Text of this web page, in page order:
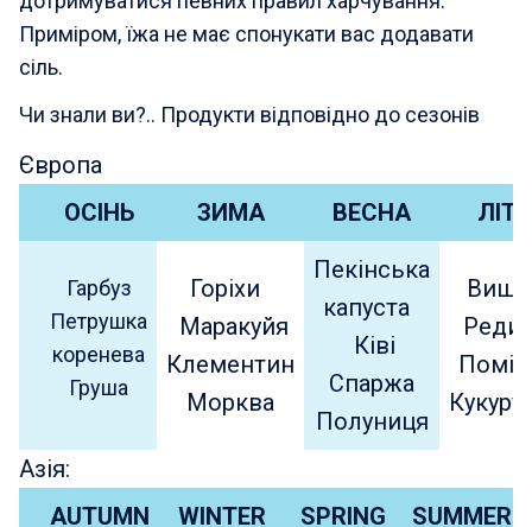
Приміром, їжа не має спонукати вас додавати
сіль.
Чи знали ви?.. Продукти відповідно до сезонів
Європа
ОСІНЬ
ЗИМА ВЕСНА ЛІТО
Гарбуз
Петрушка
коренева
Груша
Горіхи
Маракуйя
Клементин
Морква
Пекінська
капуста
Ківі
Спаржа
Полуниця
Азія:
AUTUMN
WINTER SPRING SUMMER